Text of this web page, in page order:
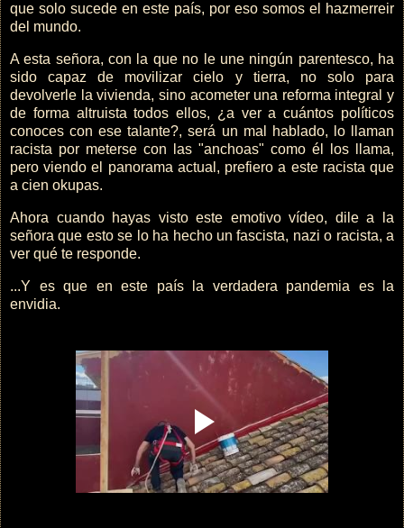
que solo sucede en este país, por eso somos el hazmerreir
del mundo.
A esta señora, con la que no le une ningún parentesco, ha
sido capaz de movilizar cielo y tierra, no solo para
devolverle la vivienda, sino acometer una reforma integral y
de forma altruista todos ellos, ¿a ver a cuántos políticos
conoces con ese talante?, será un mal hablado, lo llaman
racista por meterse con las "anchoas" como él los llama,
pero viendo el panorama actual, prefiero a este racista que
a cien okupas.
Ahora cuando hayas visto este emotivo vídeo, dile a la
señora que esto se lo ha hecho un fascista, nazi o racista, a
ver qué te responde.
...Y es que en este país la verdadera pandemia es la
envidia.